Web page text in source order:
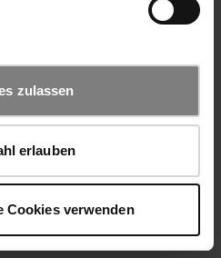
zulassen
erlauben
Cookies verwenden